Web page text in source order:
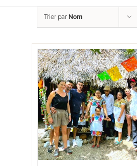
Trier par Nom
Note5.00
sur 5
SELECT OPTIONS /